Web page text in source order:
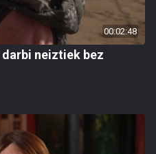
00:02:48
neiztiek bez